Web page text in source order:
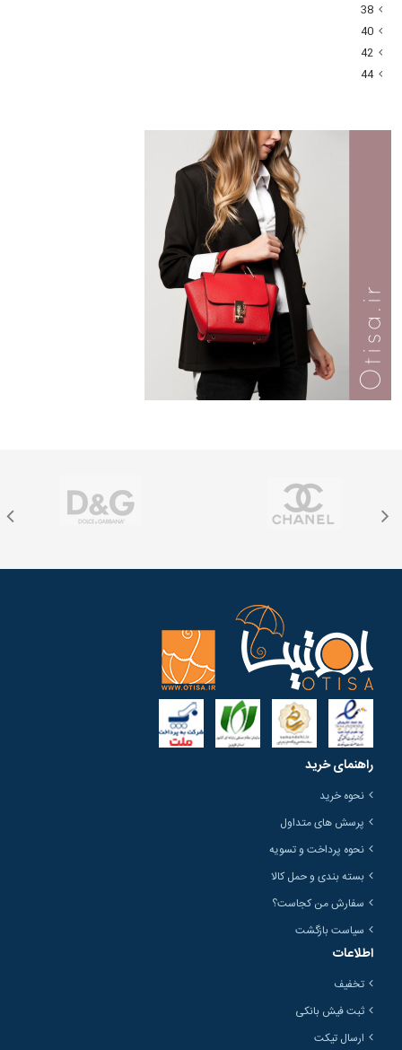
38
40
42
44
راهنمای خرید
نحوه خرید
پرسش های متداول
نحوه پرداخت و تسویه
بسته بندی و حمل کالا
سفارش من کجاست؟
سیاست بازگشت
اطلاعات
تخفیف
ثبت فیش بانکی
ارسال تیکت